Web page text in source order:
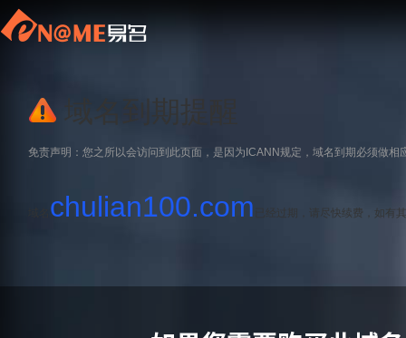
域名到期提醒
免责声明：您之所以会访问到此页面，是因为ICANN规定，域名到期必须做相
chulian100.com 已经过期，请尽快续费，如有